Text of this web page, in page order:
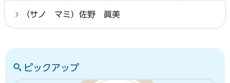
（サノ マミ）佐野 眞美
ピックアップ